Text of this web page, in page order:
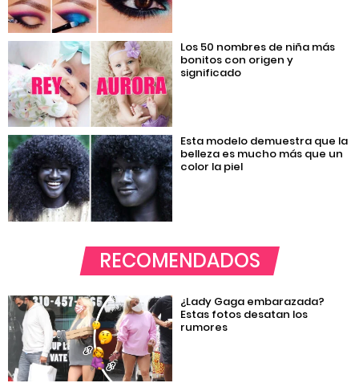
Los 50 nombres de niña más
bonitos con origen y
significado
Esta modelo demuestra que la
belleza es mucho más que un
color la piel
RECOMENDADOS
¿Lady Gaga embarazada?
Estas fotos desatan los
rumores